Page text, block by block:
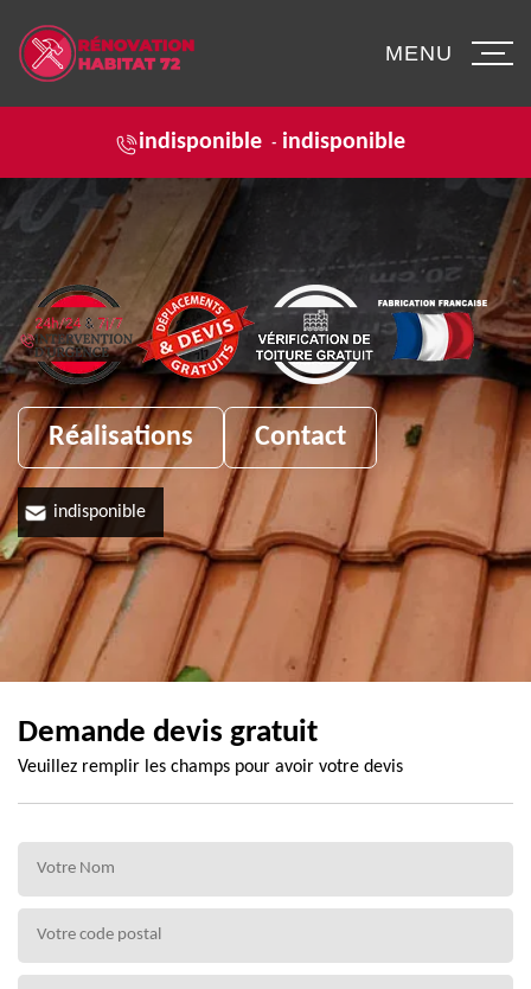
indisponible - indisponible
MENU
Réalisations Contact
indisponible
Demande devis gratuit
Veuillez remplir les champs pour avoir votre devis